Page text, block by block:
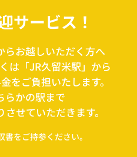
サービス！
らお越しいただく方へ
は「JR久留米駅」から
をご負担いたします。
らかの駅まで
せていただきます。
をご持参ください。